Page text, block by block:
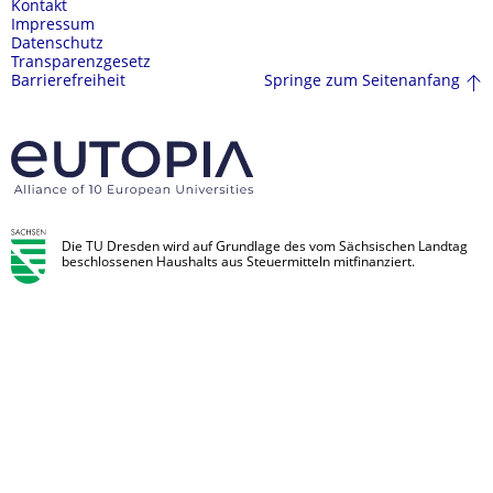
Kontakt
Impressum
Datenschutz
Transparenzgesetz
Barrierefreiheit
Springe zum Seitenanfang
Die TU Dresden wird auf Grundlage des vom Sächsischen Landtag
beschlossenen Haushalts aus Steuermitteln mitfinanziert.